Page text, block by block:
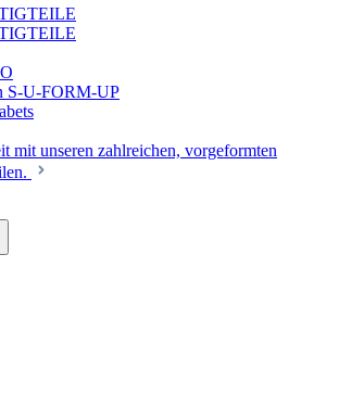
S-U-FORM-UP
mit unseren zahlreichen, vorgeformten